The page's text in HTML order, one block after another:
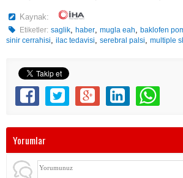
Kaynak:
Etiketler: saglik,haber,mugla eah,baklofen
sinir cerrahisi, ilac tedavisi, serebral palsi, multiple
Yorumlar